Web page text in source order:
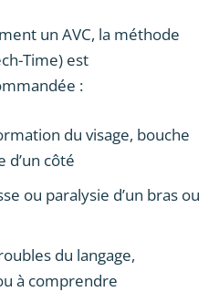
un AVC, la méthode
Time) est
:
du visage, bouche
côté
ou paralysie d’un bras ou
du langage,
à comprendre